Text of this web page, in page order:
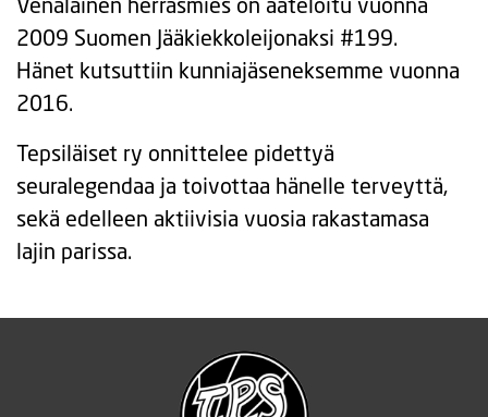
2009 Suomen Jääkiekkoleijonaksi #199.
Hänet kutsuttiin kunniajäseneksemme vuonna
2016.
Tepsiläiset ry onnittelee pidettyä
seuralegendaa ja toivottaa hänelle terveyttä,
sekä edelleen aktiivisia vuosia rakastamasa
lajin parissa.